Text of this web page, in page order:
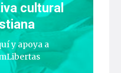
cultural
y apoya a